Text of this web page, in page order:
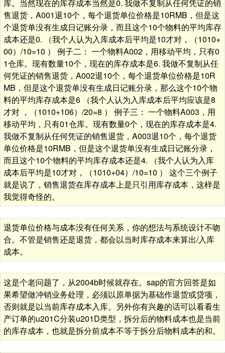
库。当然现在的库存成本当然是0. 我做不复制从任何凭证的销
售退货，A001退10个，每个退货单位价格是10RMB，但是这
个退货单没有生成日记账分录，而且这个10个物料的平均库存
成本还是0. （我个人认为入库成本后平均是10才对，（1010+
00）/10=10 ） 例子二： 一个物料A002，用移动平均，只有0
1仓库。现有数量10个，现在的库存成本是6. 我做不复制从任
何凭证的销售退货，A002退10个，每个退货单位价格是10R
MB，但是这个退货单没有生成日记账分录，那么这个10个物
料的平均库存成本是6 （我个人认为入库成本后平均应该是8
才对 ，（1010+106）/20=8 ） 例子三： 一个物料A003，用
移动平均，只有01仓库。现有数量0个，现在的库存成本是4.
我做不复制从任何凭证的销售退货，A003退10个，每个退货
单位价格是10RMB，但是这个退货单没有生成日记账分录，
而且这个10个物料的平均库存成本还是4. （我个人认为入库
成本后平均是10才对，（1010+04）/10=10 ） 这个三个例子
就是说了，销售退货在库存成本上是只引用库存成本，这样是
我觉得奇怪的。
退货单位价格与成本没有任何关系，你的想法与系统设计不吻
合。不管是销售还是退货，都会以当时库存成本来算出/入库
成本。
这是个老问题了，从2004b时候就存在。sap的官方回答是如
果希望做冲销业务处理，必须以原单据为基础作退货或贷项，
否则就是以当前库存成本入库。另外你有兴趣的话可以看看生
产订单的u201C分装u201D类型，拆分后的物料成本也是当前
的库存成本，也就是拆分前成本不等于拆分后物料成本的和。